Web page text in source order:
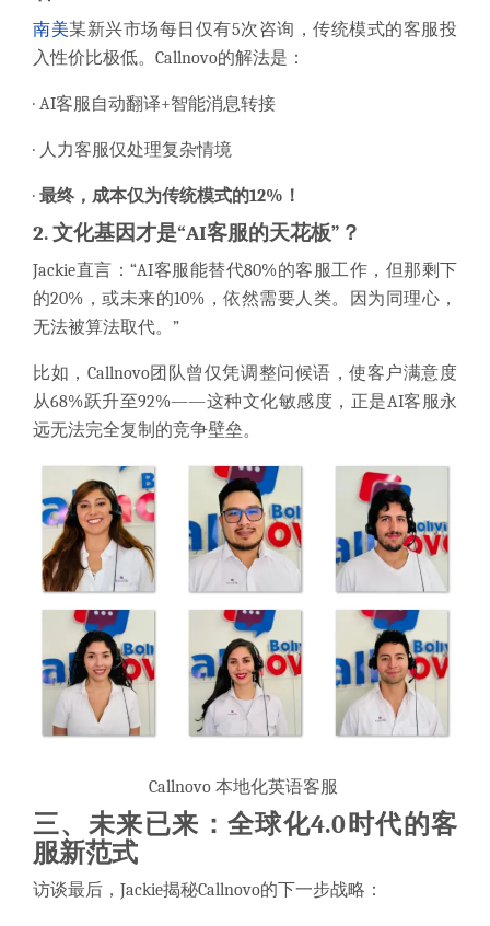
南美某新兴市场每日仅有5次咨询，传统模式的客服投
入性价比极低。Callnovo的解法是：
· AI客服自动翻译+智能消息转接
· 人力客服仅处理复杂情境
· 最终，成本仅为传统模式的12%！
2. 文化基因才是“AI客服的天花板”？
Jackie直言：“AI客服能替代80%的客服工作，但那剩下
的20%，或未来的10%，依然需要人类。因为同理心，
无法被算法取代。”
比如，Callnovo团队曾仅凭调整问候语，使客户满意度
从68%跃升至92%——这种文化敏感度，正是AI客服永
远无法完全复制的竞争壁垒。
Callnovo 本地化英语客服
三、 未来已来：全球化4.0时代的客
服新范式
访谈最后，Jackie揭秘Callnovo的下一步战略：